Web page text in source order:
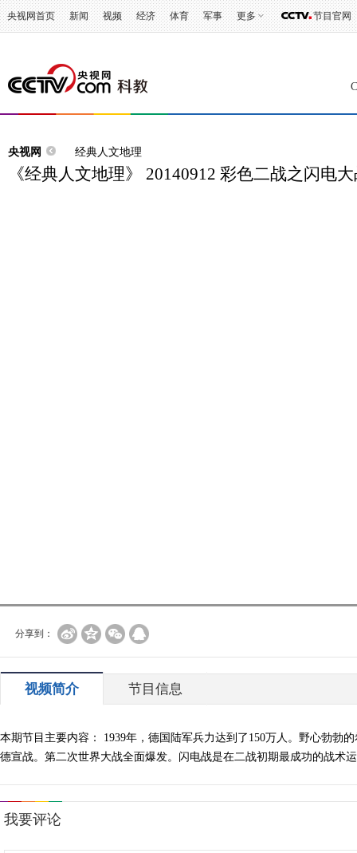
央视网首页 新闻 视频 经济 体育 军事 更多 节目官网
央视网 经典人文地理
《经典人文地理》 20140912 彩色二战之闪电
分享到：
视频简介 节目信息
本期节目主要内容： 1939年，德国陆军兵力达到了150万人。野心勃勃
德宣战。第二次世界大战全面爆发。闪电战是在二战初期最成功的战术